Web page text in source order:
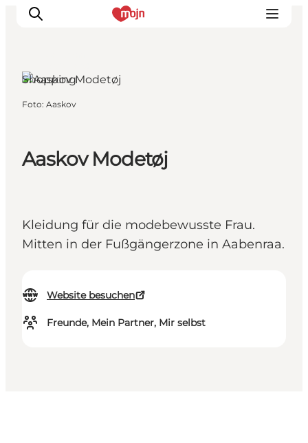
Events
Aaskov Modetøj
Kleidung für die modebewusste Frau.
Mitten in der Fußgängerzone in Aabenraa.
Website besuchen
Freunde, Mein Partner, Mir selbst
Shopping
Foto: Aaskov